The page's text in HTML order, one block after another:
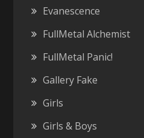
Evanescence
FullMetal Alchemist
FullMetal Panic!
Gallery Fake
Girls
Girls & Boys